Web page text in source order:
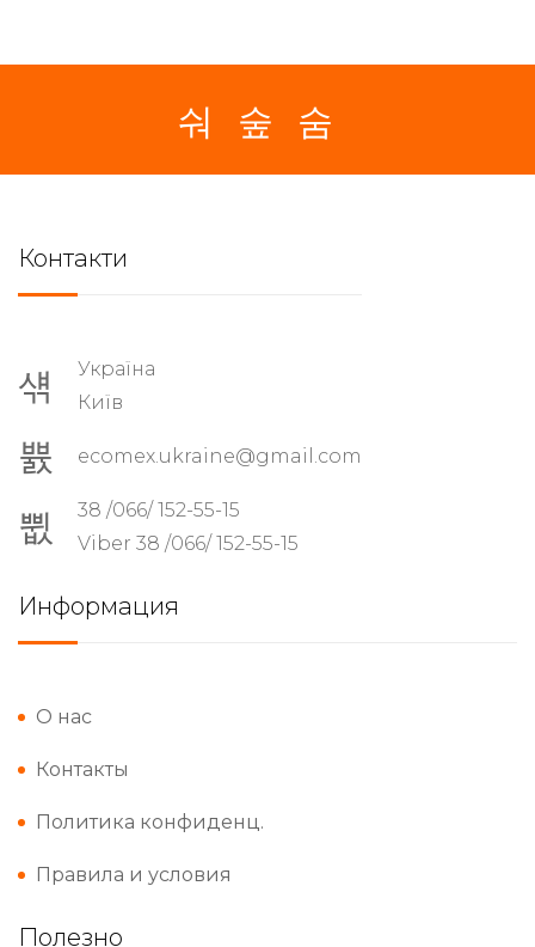
Контакти
Україна
Київ
ecomex.ukraine@gmail.com
38 /066/ 152-55-15
Viber 38 /066/ 152-55-15
Информация
О нас
Контакты
Политика конфиденц.
Правила и условия
Полезно